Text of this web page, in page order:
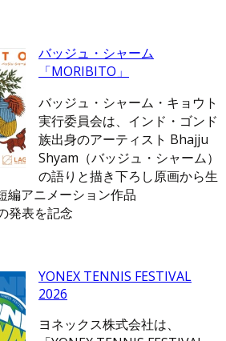
バッジュ・シャーム
「MORIBITO」
バッジュ・シャーム・キョウト
実行委員会は、インド・ゴンド
族出身のアーティスト Bhajju
Shyam（バッジュ・シャーム）
の語りと描き下ろし原画から生
編アニメーション作品
発表を記念
YONEX TENNIS FESTIVAL
2026
ヨネックス株式会社は、